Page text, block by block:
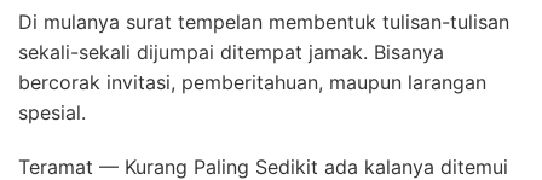
Di mulanya surat tempelan membentuk tulisan-tulisan
sekali-sekali dijumpai ditempat jamak. Bisanya
bercorak invitasi, pemberitahuan, maupun larangan
spesial.
Teramat — Kurang Paling Sedikit ada kalanya ditemui